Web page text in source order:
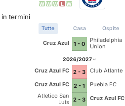
in termini
W W W L W
Tutte Casa Ospite
Cruz Azul 1 - 0
Philadelphia
Union
2026/2027
Cruz Azul FC 2 - 3
Club Atlante
Cruz Azul FC
2 - 1
Puebla FC
Atletico San
Luis 2 - 3 Cruz Azul FC